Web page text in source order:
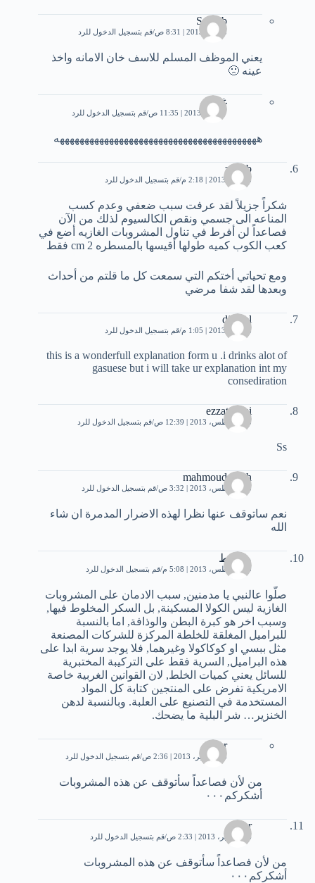
Sohaib
5 مايو، 2013 | 8:31 ص قم بتسجيل الدخول للرد
يعني الموظف المسلم للاسف خان الامانه واخذ
عينه 🙁
غسان
7 يونيو، 2013 | 11:35 ص قم بتسجيل الدخول للرد
هههههههههههههههههههههههههههههههههههههههههه
zynab
5 يونيو، 2013 | 2:18 م قم بتسجيل الدخول للرد
شكراً جزيلاً لقد عرفت سبب ضعفي وعدم كسب
المناعه الى جسمي ونقص الكالسيوم لذلك من الآن
فصاعداً لن أفرط في تناول المشروبات الغازيه أضع في
كعب الكوب كميه طولها أقيسها بالمسطره 2 cm فقط
ومع تحياتي أختكم التي سمعت كل ما قلتم من أحداث
وبعدها لقد شفا مرضي
djamel
8 يونيو، 2013 | 1:05 م قم بتسجيل الدخول للرد
this is a wonderfull explanation form u .i drinks alot of
gasuese but i will take ur explanation int my
consediration
ezzat sami
23 أغسطس، 2013 | 12:39 ص قم بتسجيل الدخول للرد
Ss
mahmoud feteh
23 أغسطس، 2013 | 3:32 ص قم بتسجيل الدخول للرد
نعم ساتوقف عنها نظرا لهذه الاضرار المدمرة ان شاء
الله
مخربط
29 أغسطس، 2013 | 5:08 م قم بتسجيل الدخول للرد
صلّوا عالنبي يا مدمنين, سبب الادمان على المشروبات
الغازية ليس الكولا المسكينة, بل السكر المخلوط فيها,
وسبب اخر هو كبرة البطن والوذافة, اما بالنسبة
للبراميل المغلقة للخلطة المركزة للشركات المصنعة
مثل ببسي او كوكاكولا وغيرهما, فلا يوجد سرية ابدا على
هذه البراميل, السرية فقط على التركيبة المختبرية
للسائل يعني كميات الخلط, لان القوانين الغربية خاصة
الامريكية تفرض على المنتجين كتابة كل المواد
المستخدمة في التصنيع على العلبة. وبالنسبة لدهن
الخنزير… شر البلية ما يضحك.
omar
16 سبتمبر، 2013 | 2:36 ص قم بتسجيل الدخول للرد
من لأن فصاعداً سأتوقف عن هذه المشروبات
أشكركم٠٠٠
omar
16 سبتمبر، 2013 | 2:33 ص قم بتسجيل الدخول للرد
من لأن فصاعداً سأتوقف عن هذه المشروبات
أشكركم٠٠٠